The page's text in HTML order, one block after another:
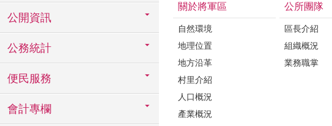
公開資訊
公務統計
便民服務
會計專欄
關於將軍區
自然環境
地理位置
地方沿革
村里介紹
人口概況
產業概況
公所團隊
區長介紹
組織概況
業務職掌